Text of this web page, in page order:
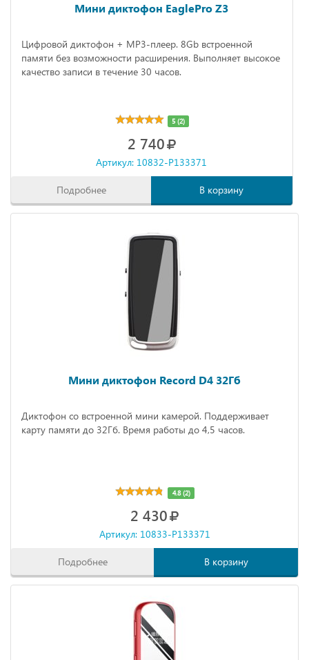
Мини диктофон EaglePro Z3
Цифровой диктофон + MP3-плеер. 8Gb встроенной
памяти без возможности расширения. Выполняет высокое
качество записи в течение 30 часов.
5 (2)
2 740
Артикул: 10832-P133371
Подробнее В корзину
Мини диктофон Record D4 32Гб
Диктофон со встроенной мини камерой. Поддерживает
карту памяти до 32Гб. Время работы до 4,5 часов.
4.8 (2)
2 430
Артикул: 10833-P133371
Подробнее В корзину